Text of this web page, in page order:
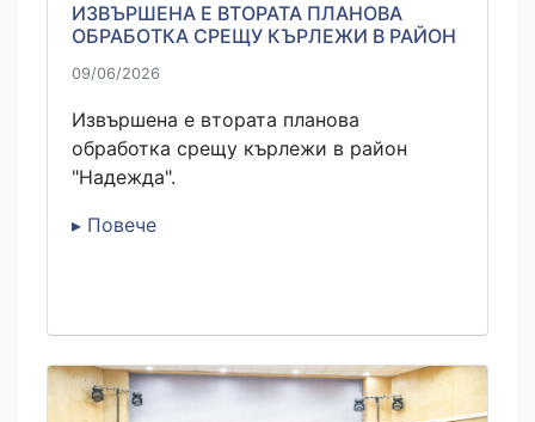
ИЗВЪРШЕНА Е ВТОРАТА ПЛАНОВА
ОБРАБОТКА СРЕЩУ КЪРЛЕЖИ В РАЙОН
09/06/2026
Извършена е втората планова
обработка срещу кърлежи в район
"Надежда".
▸ Повече